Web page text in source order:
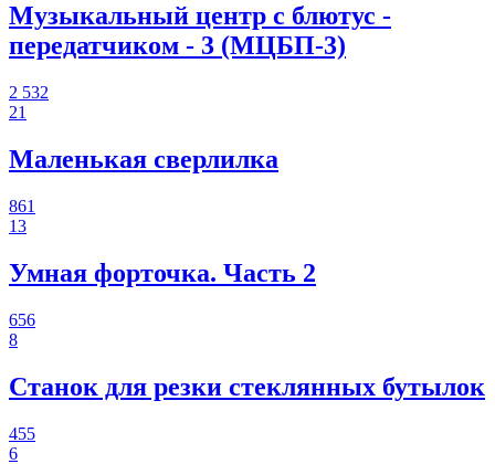
Музыкальный центр с блютус -
передатчиком - 3 (МЦБП-3)
2 532
21
Маленькая сверлилка
861
13
Умная форточка. Часть 2
656
8
Станок для резки стеклянных бутылок
455
6